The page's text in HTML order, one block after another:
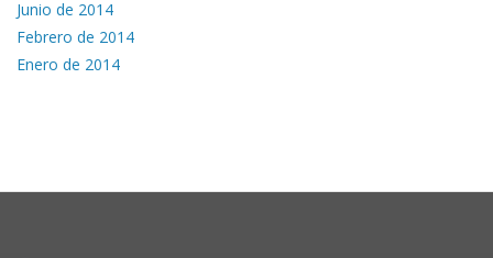
Junio de 2014
Febrero de 2014
Enero de 2014